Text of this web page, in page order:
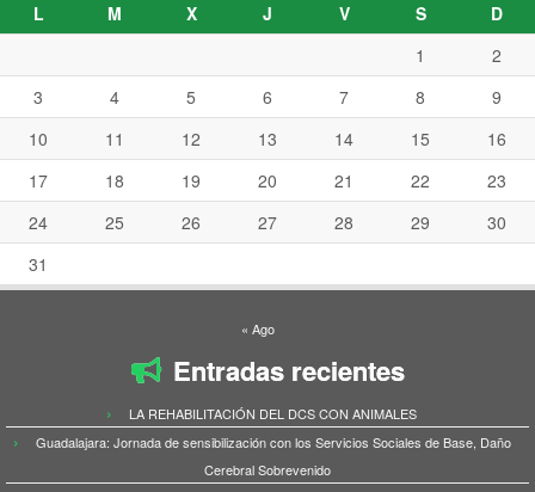
L M X J V S
D
1
2
3
4 5 6 7 8
9
10
11 12 13 14 15
16
17
18 19 20 21 22
23
24
25 26 27 28 29
30
31
« Ago
Entradas recientes
LA REHABILITACIÓN DEL DCS CON ANIMALES
Guadalajara: Jornada de sensibilización con los Servicios Sociales de Base, Daño
Cerebral Sobrevenido